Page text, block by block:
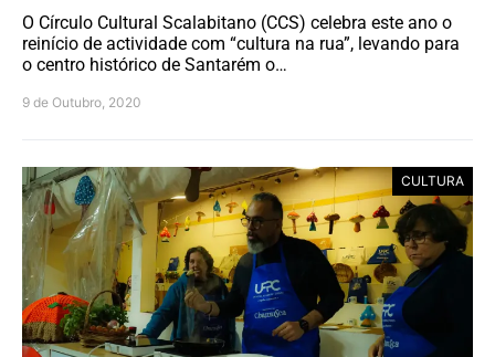
O Círculo Cultural Scalabitano (CCS) celebra este ano o
reinício de actividade com “cultura na rua”, levando para
o centro histórico de Santarém o…
9 de Outubro, 2020
CULTURA